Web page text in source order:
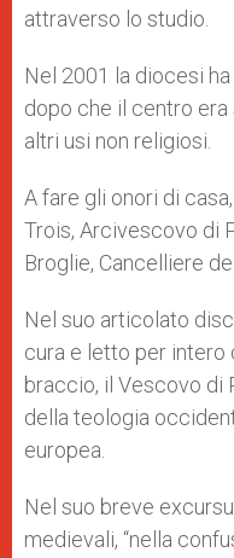
attraverso lo studio.
Nel 2001 la diocesi
dopo che il centro
altri usi non religiosi.
A fare gli onori di
Trois, Arcivescovo di
Broglie, Cancelliere
Nel suo articolato
cura e letto per intero
braccio, il Vescovo di
della teologia
europea.
Nel suo breve
medievali, “nella